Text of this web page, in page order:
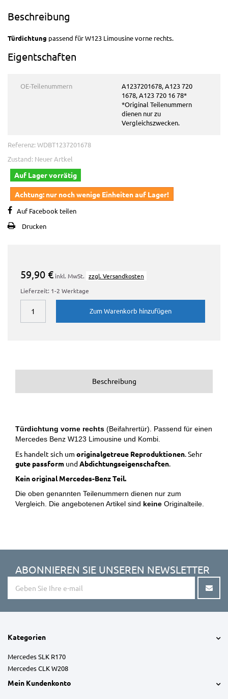
Beschreibung
Türdichtung passend für W123 Limousine vorne rechts.
Eigentschaften
OE-Teilenummern
A1237201678, A123 720
1678, A123 720 16 78*
*Original Teilenummern
dienen nur zu
Vergleichszwecken.
Referenz: WDBT1237201678
Zustand: Neuer Artkel
Auf Lager vorrätig
Achtung: nur noch wenige Einheiten auf Lager!
Auf Facebook teilen
Drucken
59,90 € inkl. MwSt. zzgl. Versandkosten
Lieferzeit: 1-2 Werktage
Zum Warenkorb hinzufügen
Beschreibung
Türdichtung vorne rechts (Beifahrertür). Passend für einen
Mercedes Benz W123 Limousine und Kombi.
Es handelt sich um originalgetreue Reproduktionen. Sehr
gute passform undAbdichtungseigenschaften.
Kein original Mercedes-Benz Teil.
Die oben genannten Teilenummern dienen nur zum
Vergleich. Die angebotenen Artikel sind keine Originalteile.
ABONNIEREN SIE UNSEREN NEWSLETTER
Kategorien
Mercedes SLK R170
Mercedes CLK W208
Mein Kundenkonto